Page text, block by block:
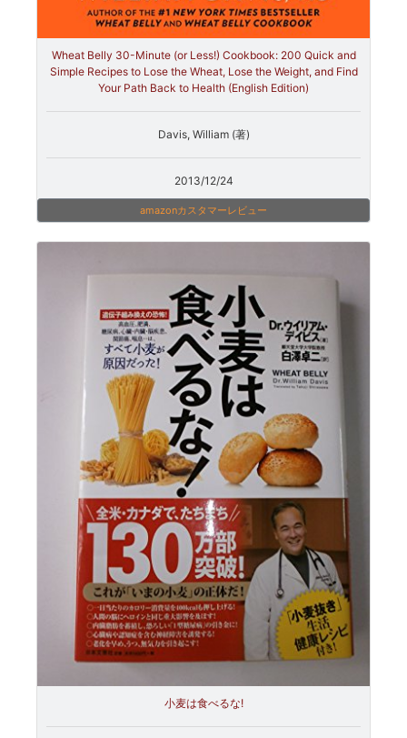
Wheat Belly 30-Minute (or Less!) Cookbook: 200 Quick and
Simple Recipes to Lose the Wheat, Lose the Weight, and Find
Your Path Back to Health (English Edition)
Davis, William (著)
2013/12/24
amazonカスタマーレビュー
小麦は食べるな!